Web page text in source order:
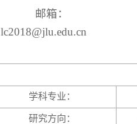
邮箱：
lc2018@jlu.edu.cn
学科专业：
研究方向：